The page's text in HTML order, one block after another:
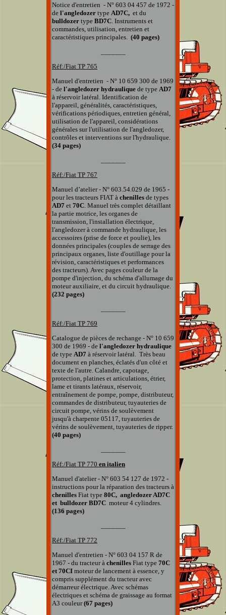
Notice d'entretien - N° 603 04 457 de 1972 -
de l'angledozer type AD7C, et du
bulldozer type BD7C. Instruments et
commandes, utilisation, entretien et
caractéristiques principales. (40 pages)
Réf:/Fiat TP 765
Manuel d'entretien - N° 10 659 300 de 1969
- de l'angledozer hydraulique de type AD7
à réservoir latéral. Identification de
l'appareil, généralités, caractéristiques,
vérifications périodiques, entretien général,
utilisation de l'appareil, considérations
générales sur l'utilisation de l'angledozer,
contrôles et interventions sur l'hydraulique.
(34 pages)
Réf:/Fiat TP 767
Manuel d’atelier - N° 603.54.029 de 1965 -
pour les tracteurs FIAT à chenilles de types
AD7 et 70C. Manuel très complet détaillant
la partie motrice, les organes de
transmission, l'installation électrique,
l'angledozer à commande hydraulique, les
accessoires (prise de force et poulie), les
données principales (couples de serrage des
principaux organes, liste d'outillage pour la
révision, caractéristiques et performances
des tracteurs). Avec pages couleur de la
pompe d'injection, du schéma d'allumage du
moteur auxiliaire, et du circuit hydraulique.
(232 pages)
Réf:/Fiat TP 769
Catalogue de pièces de rechange - N° 10 659
300 de 1969 - de l'angledozer hydraulique
de type AD7 à réservoir latéral. Très beau
document en planches, éclatés d'un côté et
texte de l'autre. Calandre, capotage,
protection, platines et articulations, étrier,
lame et tirants latéraux, réservoir,
entraînement de pompe, pompe, distributeur,
commandes de distributeur, tuyauteries de
circuit pompe, vérins de soulèvement
jusqu'à charpente 05117, tuyauteries de
vérins de soulèvement, tuyauteries de ripper.
(40 pages)
Réf:/Fiat TP 770 en italien
Manuel d'atelier - N° 603 54 127 de 1972 -
instructions pour la réparation des tracteurs à
chenilles Fiat type 80C, angledozer AD7C
et bulldozer BD7C moteur 4 cylindres.
(136 pages)
Réf:/Fiat TP 772
Manuel d'entretien - N° 603 04 157 R de
1967 - du tracteur à chenilles Fiat type 70C
et 70CI moteur de lancement à essence, y
compris supplément du tracteur avec
démarreur électrique. Avec schémas
électriques et schéma de graissage au format
A3 couleur(67 pages)